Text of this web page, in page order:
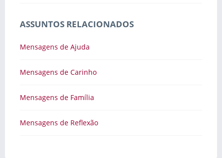
ASSUNTOS RELACIONADOS
Mensagens de Ajuda
Mensagens de Carinho
Mensagens de Família
Mensagens de Reflexão